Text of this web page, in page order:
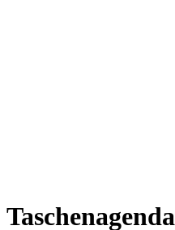
Taschenagenda